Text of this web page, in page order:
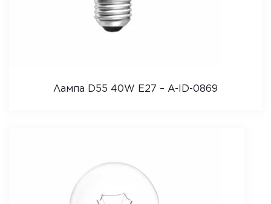
Лампа D55 40W E27 – A-ID-0869